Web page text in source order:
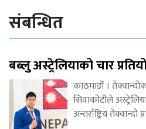
संबन्धित
बब्लु अस्ट्रेलियाको चार
काठमाडौं ।
सिवाकोटीले
अन्तर्राष्ट्रिय तेक्वान्दो